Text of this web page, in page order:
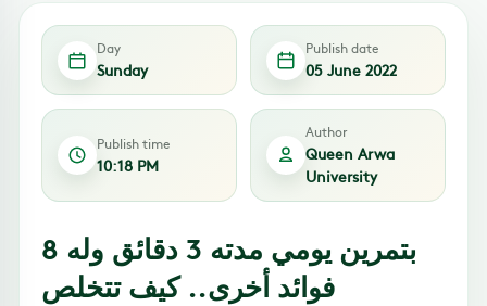
Day
Sunday
Publish date
05 June 2022
Publish time
10:18 PM
Author
Queen Arwa
University
بتمرين يومي مدته 3 دقائق وله 8
فوائد أخرى.. كيف تتخلص